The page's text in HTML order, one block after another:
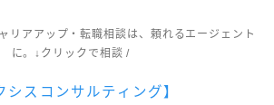
リアアップ・転職相談は、頼れるエージェント
に。↓クリックで相談 /
シスコンサルティング】